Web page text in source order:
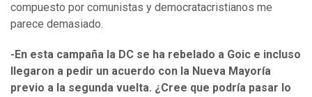
compuesto por comunistas y democratacristianos me
parece demasiado.
-En esta campaña la DC se ha rebelado a Goic e incluso
llegaron a pedir un acuerdo con la Nueva Mayoría
previo a la segunda vuelta. ¿Cree que podría pasar lo